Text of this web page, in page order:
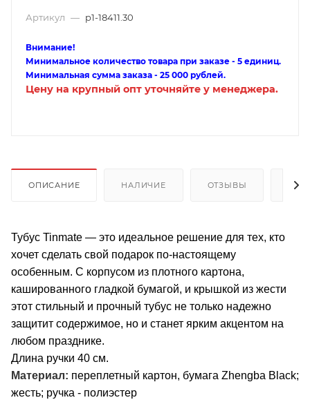
Артикул — p1-18411.30
Внимание!
Минимальное количество товара при заказе - 5 единиц.
Минимальная сумма заказа - 25 000 рублей.
Цену на крупный опт уточняйте у менеджера.
ОПИСАНИЕ НАЛИЧИЕ ОТЗЫВЫ
Тубус Tinmate — это идеальное решение для тех, кто
хочет сделать свой подарок по-настоящему
особенным. С корпусом из плотного картона,
кашированного гладкой бумагой, и крышкой из жести
этот стильный и прочный тубус не только надежно
защитит содержимое, но и станет ярким акцентом на
любом празднике.
Длина ручки 40 см.
Материал: переплетный картон, бумага Zhengba Black;
жесть; ручка - полиэстер